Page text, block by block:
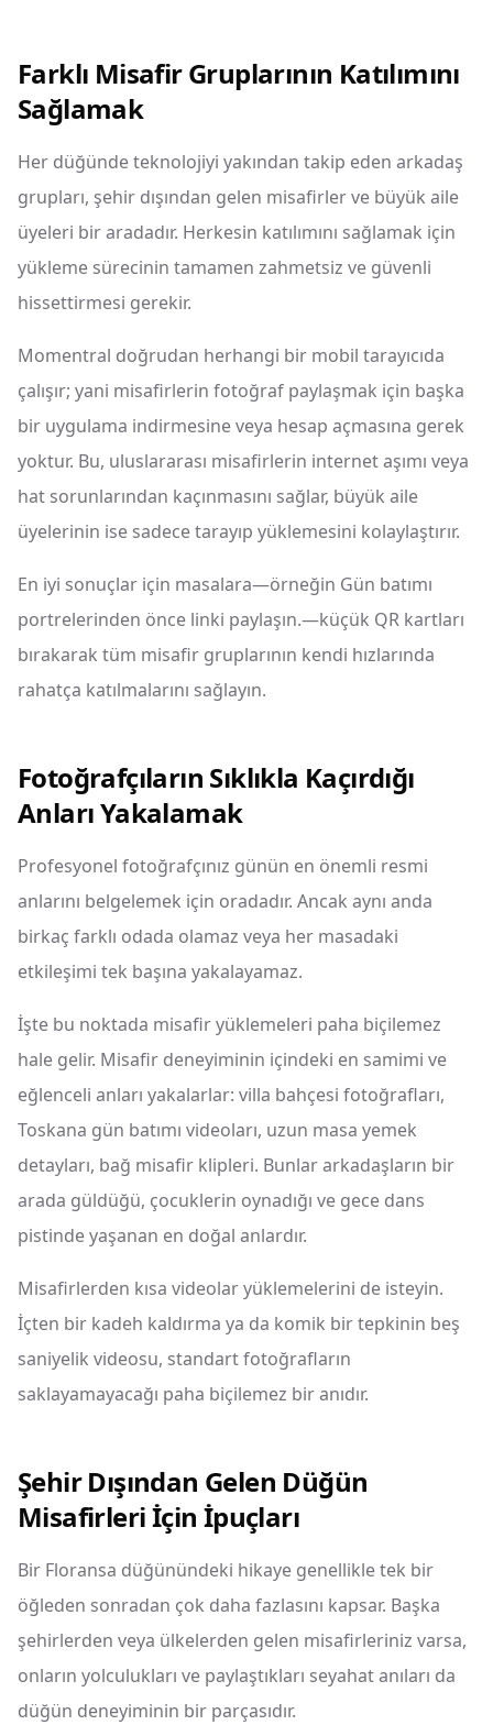
Farklı Misafir Gruplarının Katılımını
Sağlamak
Her düğünde teknolojiyi yakından takip eden arkadaş
grupları, şehir dışından gelen misafirler ve büyük aile
üyeleri bir aradadır. Herkesin katılımını sağlamak için
yükleme sürecinin tamamen zahmetsiz ve güvenli
hissettirmesi gerekir.
Momentral doğrudan herhangi bir mobil tarayıcıda
çalışır; yani misafirlerin fotoğraf paylaşmak için başka
bir uygulama indirmesine veya hesap açmasına gerek
yoktur. Bu, uluslararası misafirlerin internet aşımı veya
hat sorunlarından kaçınmasını sağlar, büyük aile
üyelerinin ise sadece tarayıp yüklemesini kolaylaştırır.
En iyi sonuçlar için masalara—örneğin Gün batımı
portrelerinden önce linki paylaşın.—küçük QR kartları
bırakarak tüm misafir gruplarının kendi hızlarında
rahatça katılmalarını sağlayın.
Fotoğrafçıların Sıklıkla Kaçırdığı
Anları Yakalamak
Profesyonel fotoğrafçınız günün en önemli resmi
anlarını belgelemek için oradadır. Ancak aynı anda
birkaç farklı odada olamaz veya her masadaki
etkileşimi tek başına yakalayamaz.
İşte bu noktada misafir yüklemeleri paha biçilemez
hale gelir. Misafir deneyiminin içindeki en samimi ve
eğlenceli anları yakalarlar: villa bahçesi fotoğrafları,
Toskana gün batımı videoları, uzun masa yemek
detayları, bağ misafir klipleri. Bunlar arkadaşların bir
arada güldüğü, çocuklerin oynadığı ve gece dans
pistinde yaşanan en doğal anlardır.
Misafirlerden kısa videolar yüklemelerini de isteyin.
İçten bir kadeh kaldırma ya da komik bir tepkinin beş
saniyelik videosu, standart fotoğrafların
saklayamayacağı paha biçilemez bir anıdır.
Şehir Dışından Gelen Düğün
Misafirleri İçin İpuçları
Bir Floransa düğünündeki hikaye genellikle tek bir
öğleden sonradan çok daha fazlasını kapsar. Başka
şehirlerden veya ülkelerden gelen misafirleriniz varsa,
onların yolculukları ve paylaştıkları seyahat anıları da
düğün deneyiminin bir parçasıdır.